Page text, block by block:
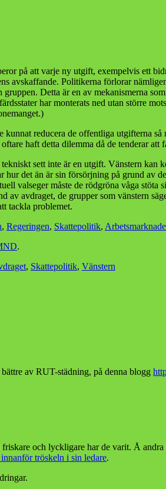
på att varje ny utgift, exempelvis ett
avskaffande. Politikerna förlorar
Detta är en av mekanismerna
har monterats ned utan större
reducera de offentliga utgifterna
haft detta dilemma då de tenderar
sett inte är en utgift. Vänstern kan
det än är sin försörjning på grund av
valseger måste de rödgröna våga
avdraget, de grupper som vänstern
tackla problemet.
, Regeringen, Skattepolitik,
.
, Skattepolitik, Vänstern
av RUT-städning, på denna blogg
och lyckligare har de varit. Å
tröskeln i sin ledare.